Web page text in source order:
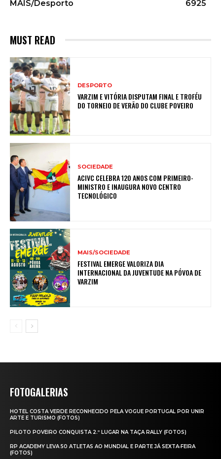
MAIS/Desporto
6925
MUST READ
DESPORTO
VARZIM E VITÓRIA DISPUTAM FINAL E TROFÉU
DO TORNEIO DE VERÃO DO CLUBE POVEIRO
SOCIEDADE
ACIVC CELEBRA 120 ANOS COM PRIMEIRO-
MINISTRO E INAUGURA NOVO CENTRO
TECNOLÓGICO
MAIS/SOCIEDADE
FESTIVAL EMERGE VALORIZA DIA
INTERNACIONAL DA JUVENTUDE NA PÓVOA DE
VARZIM
FOTOGALERIAS
HOTEL COSTA VERDE RECONHECIDO PELA VOGUE PORTUGAL POR UNIR
ARTE E TURISMO (FOTOS)
PILOTO POVEIRO CONQUISTA 2.º LUGAR NA TAÇA RALLY (FOTOS)
RP ACADEMY LEVA 50 ATLETAS AO MUNDIAL E PARTE JÁ SEXTA‑FEIRA
(FOTOS)